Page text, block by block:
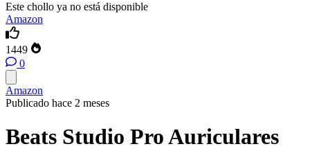
Este chollo ya no está disponible
Amazon
1449
0
Amazon
Publicado hace 2 meses
Beats Studio Pro Auriculares